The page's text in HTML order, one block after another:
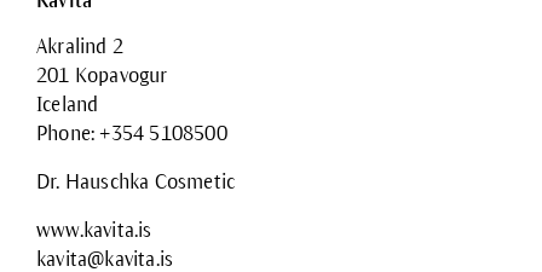
Akralind 2
201 Kopavogur
Iceland
Phone: +354 5108500
Dr. Hauschka Cosmetic
www.kavita.is
kavita@kavita.is